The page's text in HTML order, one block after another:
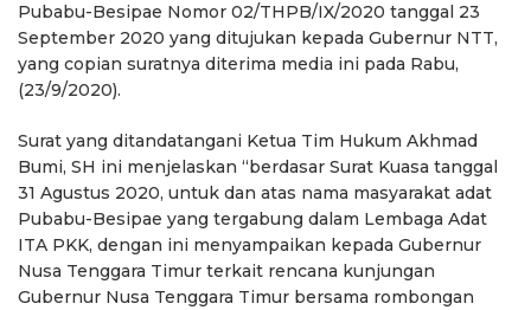
Pubabu-Besipae Nomor 02/THPB/IX/2020 tanggal 23
September 2020 yang ditujukan kepada Gubernur NTT,
yang copian suratnya diterima media ini pada Rabu,
(23/9/2020).
Surat yang ditandatangani Ketua Tim Hukum Akhmad
Bumi, SH ini menjelaskan “berdasar Surat Kuasa tanggal
31 Agustus 2020, untuk dan atas nama masyarakat adat
Pubabu-Besipae yang tergabung dalam Lembaga Adat
ITA PKK, dengan ini menyampaikan kepada Gubernur
Nusa Tenggara Timur terkait rencana kunjungan
Gubernur Nusa Tenggara Timur bersama rombongan